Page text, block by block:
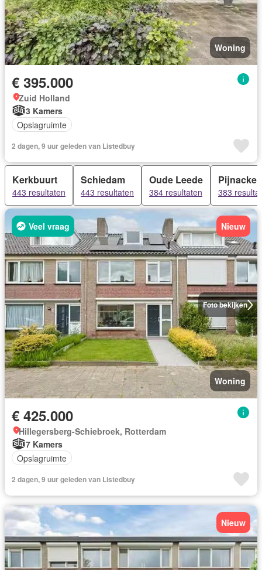
Woning
€ 395.000
Zuid Holland
3 Kamers
Opslagruimte
2 dagen, 9 uur geleden van Listedbuy
Kerkbuurt
443 resultaten
Schiedam
443 resultaten
Oude Leede
384 resultaten
Pijnacker
383
Foto bekijken
Veel vraag Nieuw
Woning
€ 425.000
Hillegersberg-Schiebroek, Rotterdam
7 Kamers
Opslagruimte
2 dagen, 9 uur geleden van Listedbuy
Nieuw